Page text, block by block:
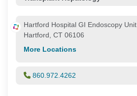
Hartford Hospital GI Endoscopy Unit
Hartford, CT 06106
More Locations
860.972.4262